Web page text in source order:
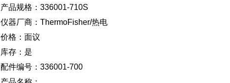
产品规格：336001-710S
仪器厂商： ThermoFisher/热电
价格：面议
库存：是
配件编号：336001-700